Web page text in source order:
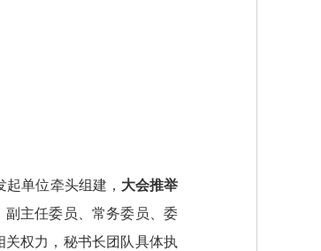
单位牵头组建， 大会推举
主任委员、常务委员、委
权力，秘书长团队具体执